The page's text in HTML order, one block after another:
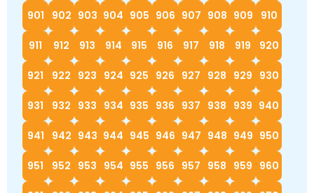
901 902 903 904 905 906 907 908 909 910
911 912 913 914 915 916 917 918 919 920
921 922 923 924 925 926 927 928 929 930
931 932 933 934 935 936 937 938 939 940
941 942 943 944 945 946 947 948 949 950
951 952 953 954 955 956 957 958 959 960